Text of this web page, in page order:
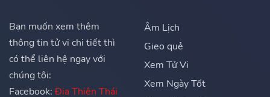
Bạn muốn xem thêm
thông tin tử vi chi tiết thì
có thể liên hệ ngay với
chúng tôi:
Facebook: Địa Thiên Thái
Âm Lịch
Gieo quẻ
Xem Tử Vi
Xem Ngày Tốt